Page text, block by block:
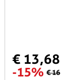
€ 13,68
-15% € 16